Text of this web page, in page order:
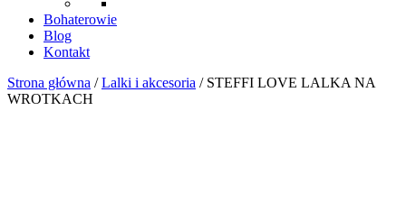
Bohaterowie
Blog
Kontakt
Strona główna /Lalki i akcesoria / STEFFI LOVE LALKA NA
WROTKACH